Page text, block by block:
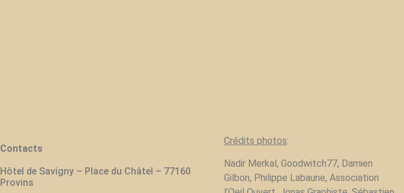
Contacts
Hôtel de Savigny – Place du Châtel – 77160
Provins
Crédits photos:
Nadir Merkal, Goodwitch77, Damien
Gilbon, Philippe Labaune, Association